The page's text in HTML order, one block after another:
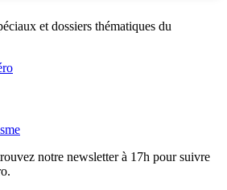
et dossiers thématiques du
notre newsletter à 17h pour suivre